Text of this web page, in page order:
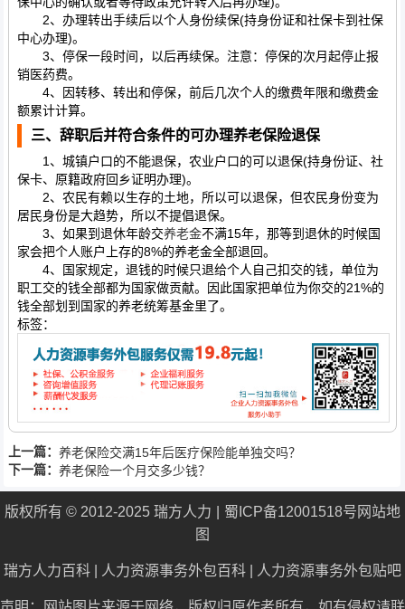
2、办理转出手续后以个人身份续保(持身份证和社保卡到社保
中心办理)。
3、停保一段时间，以后再续保。注意：停保的次月起停止报
销医药费。
4、因转移、转出和停保，前后几次个人的缴费年限和缴费金
额累计计算。
三、辞职后并符合条件的可办理养老保险退保
1、城镇户口的不能退保，农业户口的可以退保(持身份证、社
保卡、原籍政府回乡证明办理)。
2、农民有赖以生存的土地，所以可以退保，但农民身份变为
居民身份是大趋势，所以不提倡退保。
3、如果到退休年龄交养老金不满15年，那等到退休的时候国
家会把个人账户上存的8%的养老金全部退回。
4、国家规定，退钱的时候只退给个人自己扣交的钱，单位为
职工交的钱全部都为国家做贡献。因此国家把单位为你交的21%的
钱全部划到国家的养老统筹基金里了。
标签：
上一篇： 养老保险交满15年后医疗保险能单独交吗？
下一篇： 养老保险一个月交多少钱？
版权所有 © 2012-2025 瑞方人力 蜀ICP备12001518号 网站地
图
瑞方人力百科 人力资源事务外包百科 人力资源事务外包贴吧